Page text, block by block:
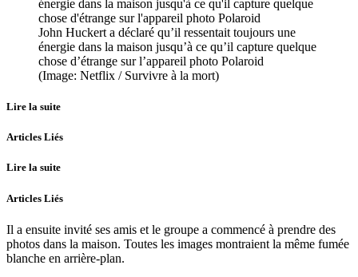
John Huckert a déclaré qu’il ressentait toujours une
énergie dans la maison jusqu’à ce qu’il capture quelque
chose d’étrange sur l’appareil photo Polaroid
(Image: Netflix / Survivre à la mort)
Lire la suite
Articles Liés
Lire la suite
Articles Liés
Il a ensuite invité ses amis et le groupe a commencé à prendre des
photos dans la maison. Toutes les images montraient la même fumée
blanche en arrière-plan.